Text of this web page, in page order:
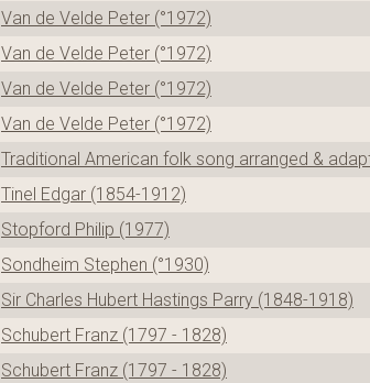
Van de Velde Peter (°1972)
Van de Velde Peter (°1972)
Van de Velde Peter (°1972)
Van de Velde Peter (°1972)
Traditional American folk song arranged &
Tinel Edgar (1854-1912)
Stopford Philip (1977)
Sondheim Stephen (°1930)
Sir Charles Hubert Hastings Parry (1848-1918)
Schubert Franz (1797 - 1828)
Schubert Franz (1797 - 1828)